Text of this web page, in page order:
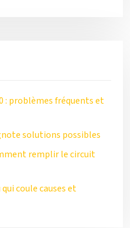
: problèmes fréquents et
solutions possibles
remplir le circuit
coule causes et